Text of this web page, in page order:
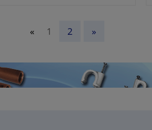
- średnica otworu na przewód 8mm²
- kolor przezroczysty
- waga kpl ~ 710g
- gwarancja 1 rok lub dłużej zgodnie z
wytycznymi producenta
« 1 2 »